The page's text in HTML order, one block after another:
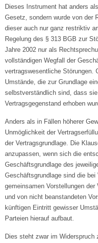
Dieses Instrument hat anders
Gesetz, sondern wurde von der
dieser auch nur ganz restriktiv
Regelung des § 313 BGB zur
Jahre 2002 nur als
vollständigen Wegfall der
vertragswesentliche Störungen.
Umstände, die zur Grundlage
selbstverständlich sind, dass
Vertragsgegenstand erhoben
Anders als in Fällen höherer
Unmöglichkeit der
der Vertragsgrundlage. Die
anzupassen, wenn sich die
Geschäftsgrundlage des
Geschäftsgrundlage sind die
gemeinsamen Vorstellungen
und von nicht beanstandeten
künftigen Eintritt gewisser
Parteien hierauf aufbaut.
Dies steht zwar im Widerspruch